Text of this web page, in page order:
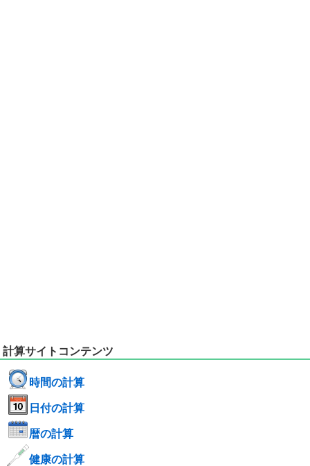
計算サイトコンテンツ
時間の計算
日付の計算
暦の計算
健康の計算